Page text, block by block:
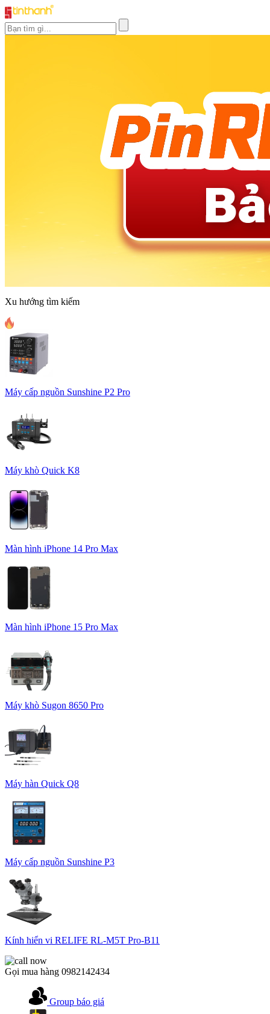
Xu hướng tìm kiếm
Máy cấp nguồn Sunshine P2 Pro
Máy khò Quick K8
Màn hình iPhone 14 Pro Max
Màn hình iPhone 15 Pro Max
Máy khò Sugon 8650 Pro
Máy hàn Quick Q8
Máy cấp nguồn Sunshine P3
Kính hiển vi RELIFE RL-M5T Pro-B11
Gọi mua hàng 0982142434
Group báo giá